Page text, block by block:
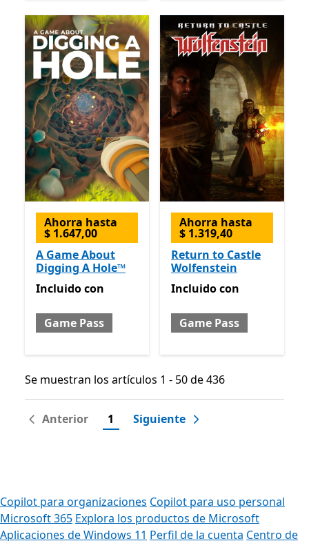
Ahorra hasta
$ 1.647,00
A Game About
Digging A Hole™
Incluido con Game Pass
Incluidocon
Game Pass
Ahorra hasta
$ 1.319,40
Return to Castle
Wolfenstein
Incluido con Game Pass
Incluidocon
Game Pass
Se muestran los artículos 1 - 50 de 436
Se muestran los artículos 1 - 50 de 436
Anterior 1 Siguiente
Copilot para organizaciones Copilot para uso personal
Microsoft 365 Explora los productos de Microsoft
Aplicaciones de Windows 11 Perfil de la cuenta Centro de